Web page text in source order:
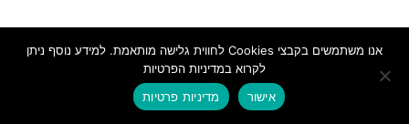
אנו משתמשים בקבצי Cookies לחווית גלישה מותאמת. למידע נוסף ניתן
לקרוא במדיניות הפרטיות
אישור
מדיניות פרטיות